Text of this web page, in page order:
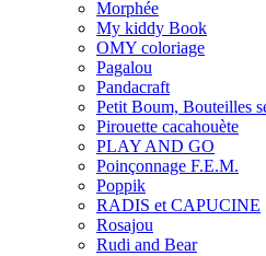
Morphée
My kiddy Book
OMY coloriage
Pagalou
Pandacraft
Petit Boum, Bouteilles
Pirouette cacahouète
PLAY AND GO
Poinçonnage F.E.M.
Poppik
RADIS et CAPUCINE
Rosajou
Rudi and Bear